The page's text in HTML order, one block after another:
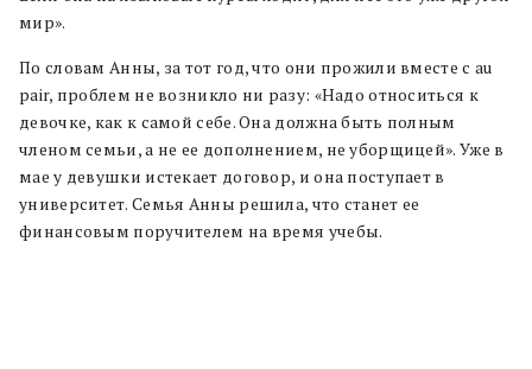
мир».
По словам Анны, за тот год, что они прожили вместе с au
pair, проблем не возникло ни разу: «Надо относиться к
девочке, как к самой себе. Она должна быть полным
членом семьи, а не ее дополнением, не уборщицей». Уже в
мае у девушки истекает договор, и она поступает в
университет. Семья Анны решила, что станет ее
финансовым поручителем на время учебы.